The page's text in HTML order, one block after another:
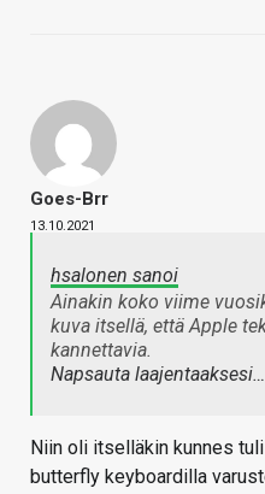
Goes-Brr
13.10.2021
hsalonen sanoi
Ainakin koko viime
kuva itsellä, että Apple
kannettavia.
Napsauta laajentaaksesi…
Niin oli itselläkin kunnes
butterfly keyboardilla